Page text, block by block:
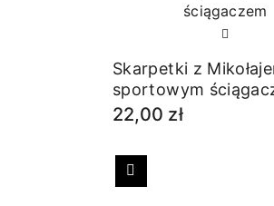
Skarpetki z
sportowym
22,00 zł
Poprzedni